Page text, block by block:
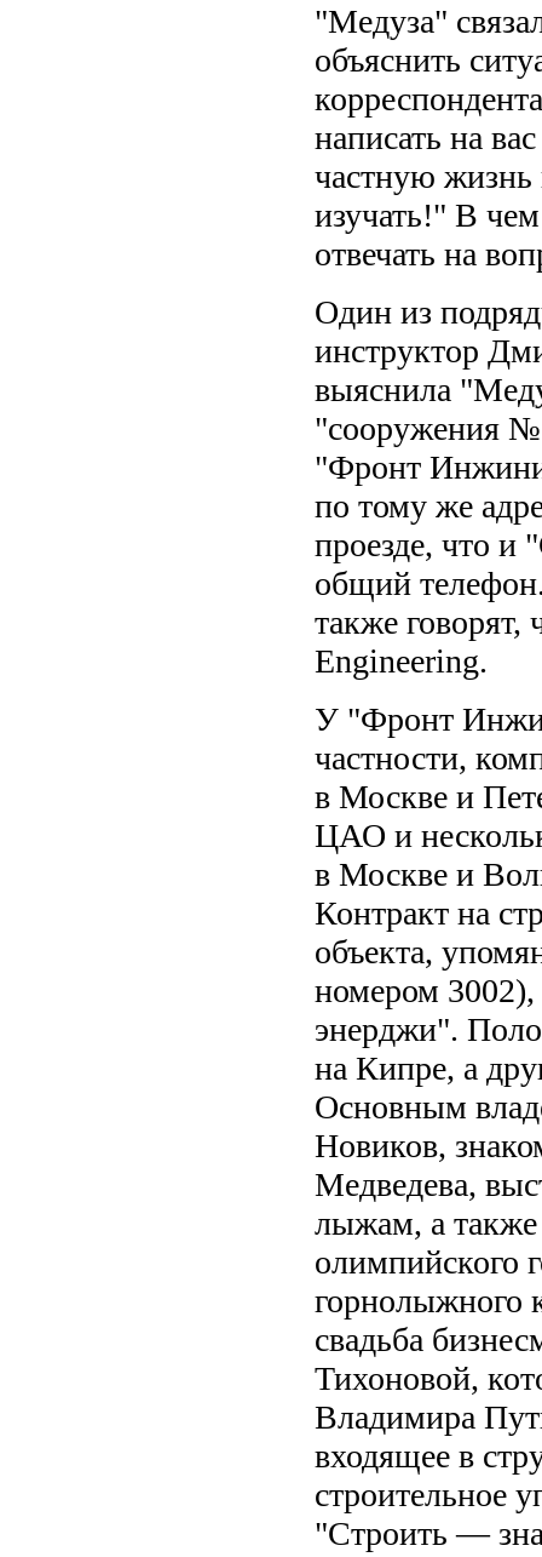
"Медуза"
объяснить
написать на
частную
изучать!" В
отвечать на
Один из
инструктор
выяснила
"сооружения №
"Фронт
по тому же
проезде, что
общий
также
Engineering.
У "Фронт
частности,
в Москве и
ЦАО и
в Москве и
Контракт на
объекта,
номером
энерджи".
на Кипре, а
Основным
Новиков,
Медведева,
лыжам, а
олимпийского
горнолыжного
свадьба
Тихоновой,
Владимира
входящее в
строительное
"Строить —